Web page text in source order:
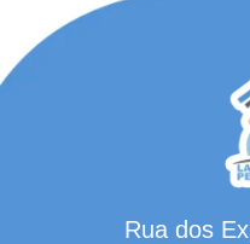
Rua dos